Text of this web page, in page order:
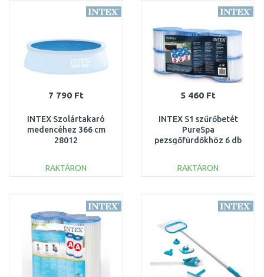
Összehasonlítás Összehasonlítás
7 790 Ft
INTEX Szolártakaró
medencéhez 366 cm
28012
RAKTÁRON
Összehasonlítás
5 460 Ft
INTEX S1 szűrőbetét
PureSpa
pezsgőfürdőkhöz 6 db
RAKTÁRON
Összehasonlítás